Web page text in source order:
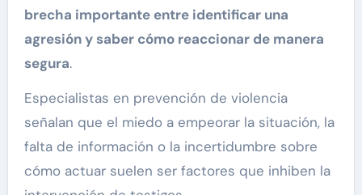
brecha importante entre identificar una
agresión y saber cómo reaccionar de manera
segura.
Especialistas en prevención de violencia
señalan que el miedo a empeorar la situación, la
falta de información o la incertidumbre sobre
cómo actuar suelen ser factores que inhiben la